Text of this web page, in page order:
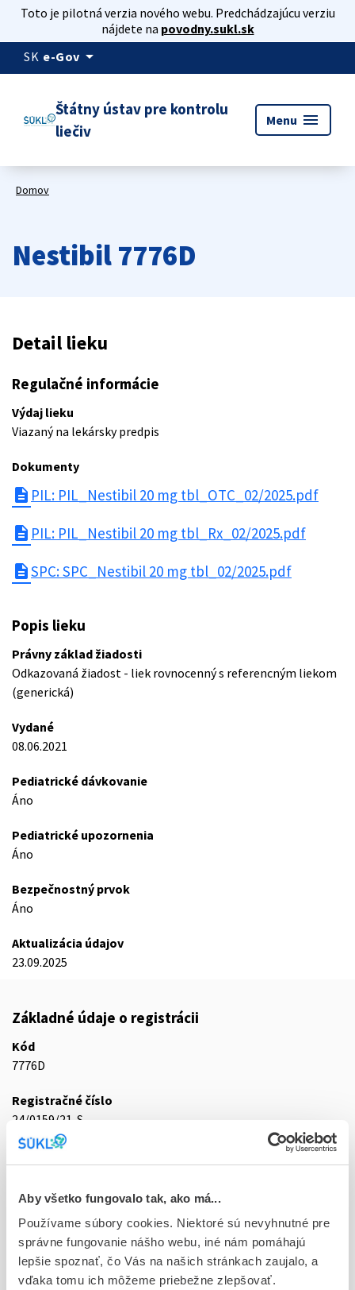
Aby všetko fungovalo tak, ako má...
Používame súbory cookies. Niektoré sú nevyhnutné pre
správne fungovanie nášho webu, iné nám pomáhajú
lepšie spoznať, čo Vás na našich stránkach zaujalo, a
vďaka tomu ich môžeme priebežne zlepšovať.
Toto je pilotná verzia nového webu. Predchádzajúcu verziu
nájdete na povodny.sukl.sk
SK e-Gov arrow_drop_down
Štátny ústav pre kontrolu
liečiv
Menu menu
Domov
Nestibil 7776D
Detail lieku
Regulačné informácie
Výdaj lieku
Viazaný na lekársky predpis
Dokumenty
description PIL: PIL_Nestibil 20 mg tbl_OTC_02/2025.pdf
description PIL: PIL_Nestibil 20 mg tbl_Rx_02/2025.pdf
descriptionSPC: SPC_Nestibil 20 mg tbl_02/2025.pdf
Popis lieku
Právny základ žiadosti
Odkazovaná žiadost - liek rovnocenný s referencným liekom
(generická)
Vydané
08.06.2021
Pediatrické dávkovanie
Áno
Pediatrické upozornenia
Áno
Bezpečnostný prvok
Áno
Aktualizácia údajov
23.09.2025
Základné údaje o registrácii
Kód
7776D
Registračné číslo
24/0159/21-S
Doplnok
Stav
D - Registrácia bez obmedzenia platnosti
Typ registračnej procedúry
Decentralizovaná